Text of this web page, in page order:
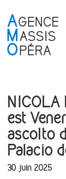
NICOLA
est
ascolto
Palacio
30 juin 2025